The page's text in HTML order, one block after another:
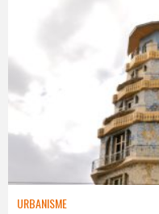
URBANISME